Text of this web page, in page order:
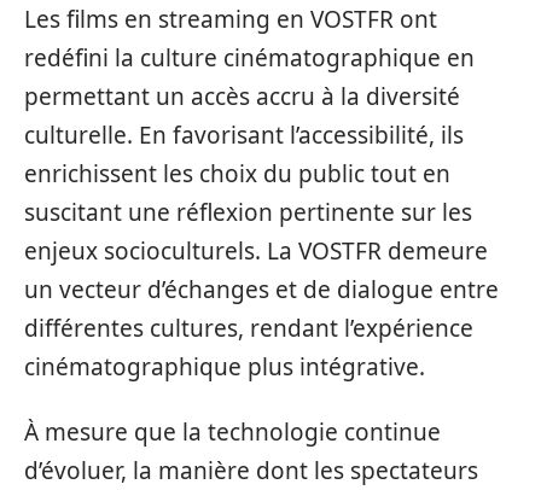
Les films en streaming en VOSTFR ont
redéfini la culture cinématographique en
permettant un accès accru à la diversité
culturelle. En favorisant l’accessibilité, ils
enrichissent les choix du public tout en
suscitant une réflexion pertinente sur les
enjeux socioculturels. La VOSTFR demeure
un vecteur d’échanges et de dialogue entre
différentes cultures, rendant l’expérience
cinématographique plus intégrative.
À mesure que la technologie continue
d’évoluer, la manière dont les spectateurs